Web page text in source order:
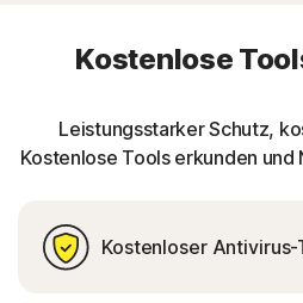
Kostenlose
Leistungsstarker Schutz,
Kostenlose Tools erkunden
Kostenloser Antivirus-